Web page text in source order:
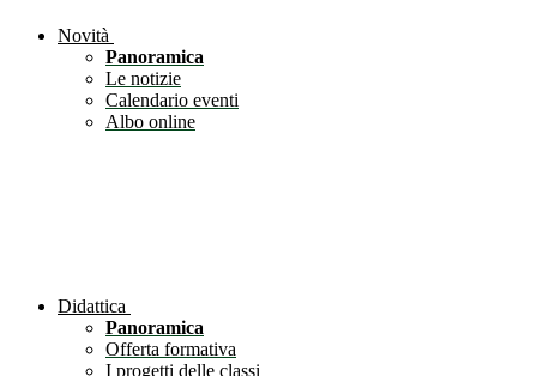
Novità
Panoramica
Le notizie
Calendario eventi
Albo online
Didattica
Panoramica
Offerta formativa
I progetti delle classi